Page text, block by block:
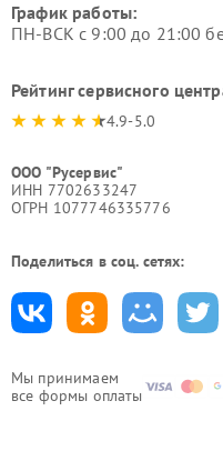
Мы принимаем
все формы оплаты
График работы:
ПН-ВСК с 9:00 до 21:00
Рейтинг сервисного
4.9-5.0
ООО "Русервис"
ИНН 7702633247
ОГРН 1077746335776
Поделиться в соц. сетях: